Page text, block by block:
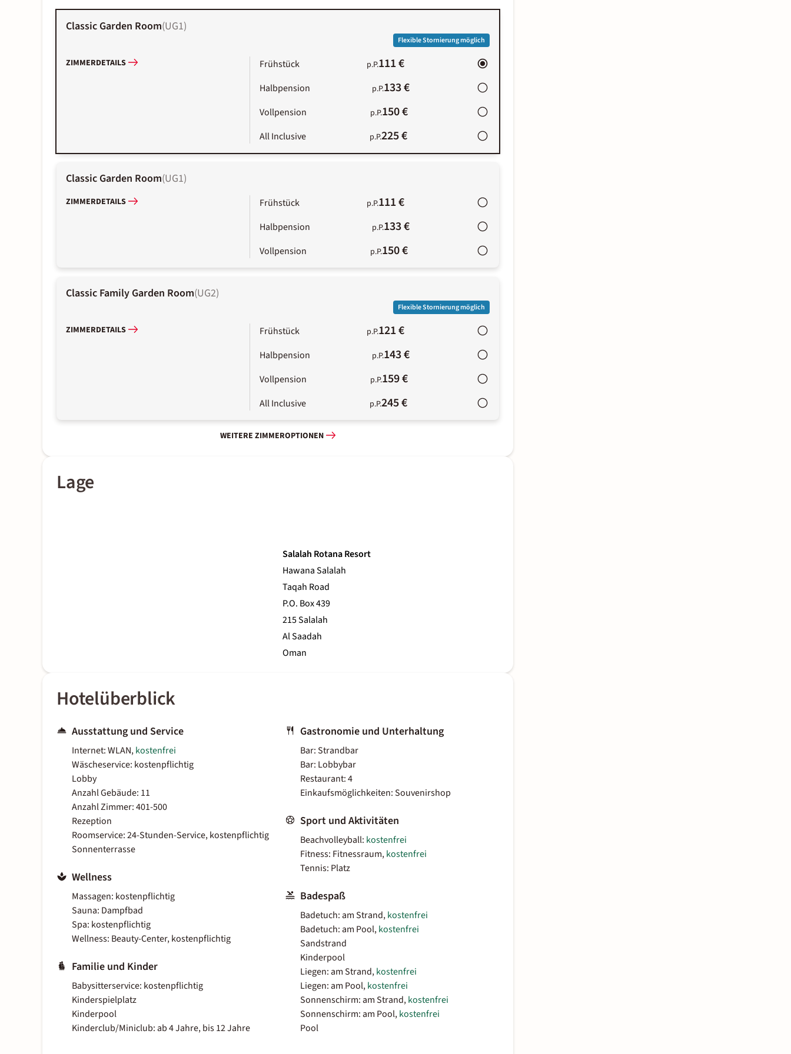
Classic Garden Room(UG1)
Flexible Stornierung möglich
ZIMMERDETAILS Frühstück p.P.111 €
Halbpension p.P.133 €
Vollpension p.P.150 €
All Inclusive p.P.225 €
Classic Garden Room(UG1)
ZIMMERDETAILS Frühstück p.P.111 €
Halbpension p.P.133 €
Vollpension p.P.150 €
Classic Family Garden Room(UG2)
Flexible Stornierung möglich
ZIMMERDETAILS Frühstück p.P.121 €
Halbpension p.P.143 €
Vollpension p.P.159 €
All Inclusive p.P.245 €
WEITERE ZIMMEROPTIONEN
Lage
Salalah Rotana Resort
Hawana Salalah
Taqah Road
P.O. Box 439
215 Salalah
Al Saadah
Oman
Hotelüberblick
Ausstattung und Service
Internet: WLAN,kostenfrei
Wäscheservice: kostenpflichtig
Lobby
Anzahl Gebäude: 11
Anzahl Zimmer: 401-500
Rezeption
Roomservice: 24-Stunden-Service, kostenpflichtig
Sonnenterrasse
Wellness
Massagen: kostenpflichtig
Sauna: Dampfbad
Spa: kostenpflichtig
Wellness: Beauty-Center, kostenpflichtig
Familie und Kinder
Babysitterservice: kostenpflichtig
Kinderspielplatz
Kinderpool
Kinderclub/Miniclub: ab 4 Jahre, bis 12 Jahre
Gastronomie und Unterhaltung
Bar: Strandbar
Bar: Lobbybar
Restaurant: 4
Einkaufsmöglichkeiten: Souvenirshop
Sport und Aktivitäten
Beachvolleyball: kostenfrei
Fitness: Fitnessraum,kostenfrei
Tennis: Platz
Badespaß
Badetuch: am Strand,kostenfrei
Badetuch: am Pool,kostenfrei
Sandstrand
Kinderpool
Liegen: am Strand,kostenfrei
Liegen: am Pool,kostenfrei
Sonnenschirm: am Strand,kostenfrei
Sonnenschirm: am Pool,kostenfrei
Pool